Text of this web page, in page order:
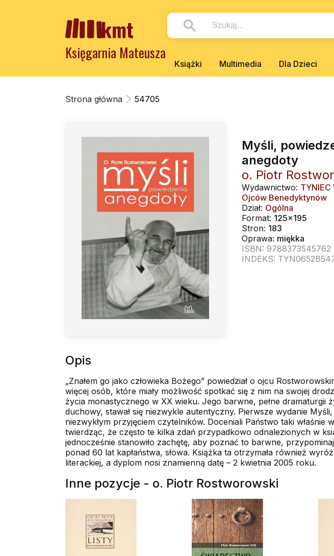
Księgarnia Mateusza
Książki Multimedia Dla Dzieci
Strona główna 54705
Myśli,
anegdoty
o. Piotr
Wydawnictwo:
Ojców Benedyktynów
Dział: Ogólna
Format: 125x195
Stron: 183
Oprawa: miękka
ISBN: 9788373545762
INDEKS:
Opis
„Znałem go jako człowieka Bożego” powiedział o ojcu
więcej osób, które miały możliwość spotkać się z nim na swojej
życia monastycznego w XX wieku. Jego barwne, pełne
duchowy, stawał się niezwykle autentyczny. Pierwsze wydanie
niezwykłym przyjęciem czytelników. Doceniali Państwo taki
twierdząc, że często te kilka zdań przypadkowo odnalezionych w
jednocześnie stanowiło zachętę, aby poznać to barwne,
ponad 60 lat kapłaństwa, słowa. Książka ta otrzymała również
literackiej, a dyplom nosi znamienną datę – 2 kwietnia 2005 roku.
Inne pozycje - o. Piotr Rostworowski